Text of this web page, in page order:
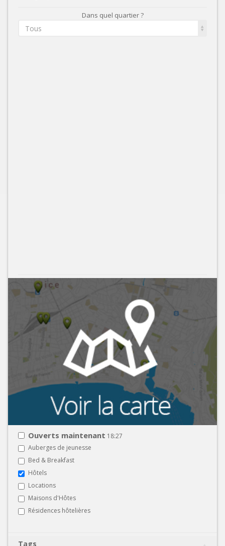
Dans quel quartier ?
Tous
Ouverts maintenant 18:27
Auberges de jeunesse
Bed & Breakfast
Hôtels
Locations
Maisons d'Hôtes
Résidences hôtelières
Tags